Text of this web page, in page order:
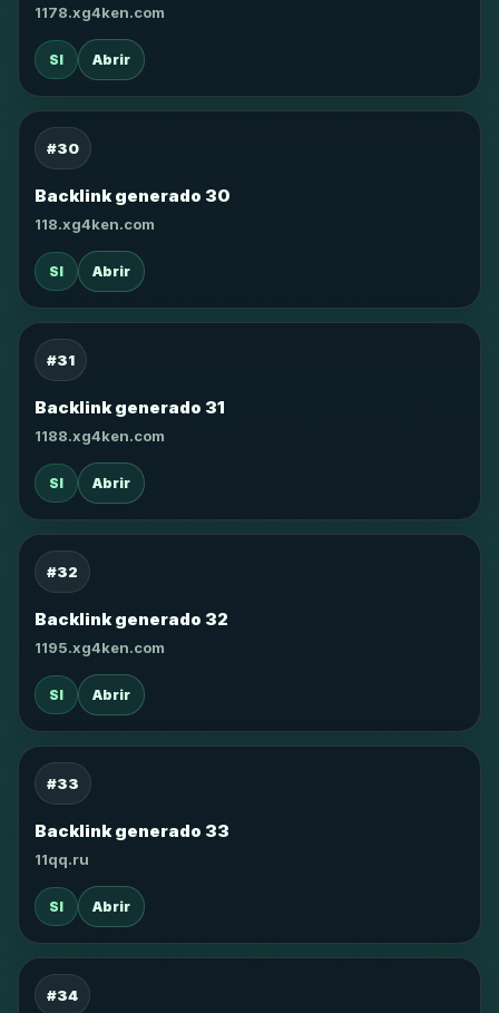
1178.xg4ken.com
SI Abrir
#30
Backlink generado 30
118.xg4ken.com
SI Abrir
#31
Backlink generado 31
1188.xg4ken.com
SI Abrir
#32
Backlink generado 32
1195.xg4ken.com
SI Abrir
#33
Backlink generado 33
11qq.ru
SI Abrir
#34